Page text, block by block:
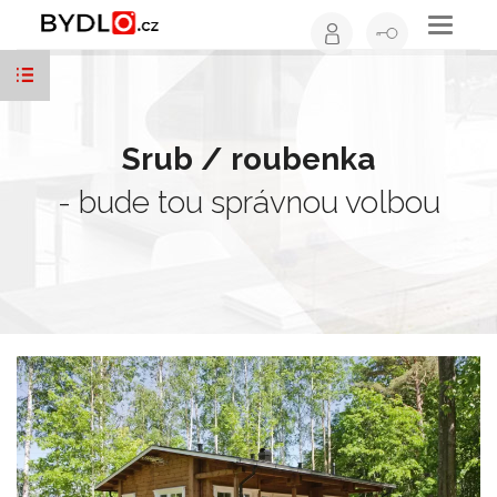
Toggle
Srub / roubenka
- bude tou správnou volbou